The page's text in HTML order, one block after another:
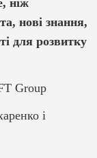
ніж
нові знання,
для розвитку
Group
і